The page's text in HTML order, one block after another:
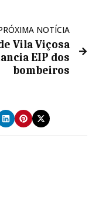
NOTÍCIA
Vila Viçosa
EIP dos
bombeiros